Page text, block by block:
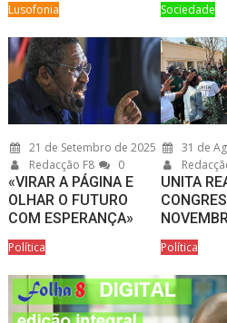
Lusofonia Sociedade
21 de Setembro de 2025
Redacção F8
0
«VIRAR A PÁGINA E
OLHAR O FUTURO
COM ESPERANÇA»
Política
31 de
UNITA
Política